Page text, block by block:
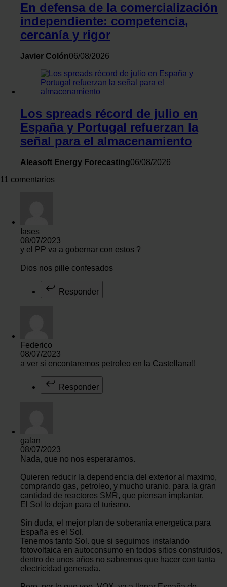
En defensa de la comercialización
independiente: competencia,
cercanía y rigor
Javier Colón06/08/2026
Los spreads récord de julio en
España y Portugal refuerzan la
señal para el almacenamiento
Aleasoft Energy Forecasting06/08/2026
11 comentarios
Iases
08/07/2023
y el PP va a gobernar con estos ?
Dios nos pille confesados
Responder
Federico
08/07/2023
a ver si encontaremos petroleo en la Castellana!!
Responder
galan
08/07/2023
Nada, que no nos esperaramos.
Quieren reducir la dependencia del exterior al maximo,
comprando gas, petroleo, y mucho uranio, para la gran
cantidad de reactores SMR, que piensan implantar.
El Sol lo dejan para el turismo.
Sin duda, el mejor plan de soberania energetica para
España es el Sol.
Tenemos tanto Sol. que si seguimos instalando
fotovoltaica en autoconsumo en todos sitios construidos,
dentro de unos años no sabremos que hacer con tanta
electricidad generada.